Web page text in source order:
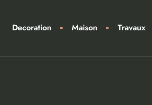
Decoration Maison Travaux